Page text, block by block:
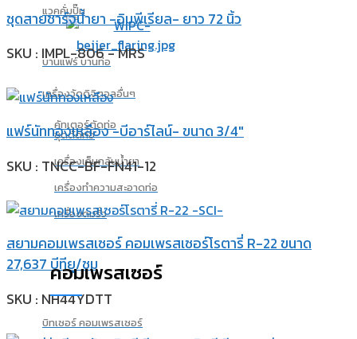
แวคคั่มปั๊ม
บานแฟร์ บานท่อ
เครื่องวัดดิจิตอลอื่นๆ
คัทเตอร์ตัดท่อ
ชุดดัดท่อ
เครื่องเก็บกลับน้ำยา
เครื่องทำความสะอาดท่อ
เครื่องดมรั่ว
คอมเพรสเซอร์
บิทเซอร์ คอมเพรสเซอร์
ชุดสายชาร์จน้ำยา -อิมพีเรียล- ยาว 72 นิ้ว
SKU : IMPL-806 - MRS
แฟร์นัททองเหลือง -บีอาร์ไลน์- ขนาด 3/4″
SKU : TNCC-BF-FN41-12
สยามคอมเพรสเซอร์ คอมเพรสเซอร์โรตารี่ R-22 ขนาด
27,637 บีทียู/ชม
SKU : NH44YDTT